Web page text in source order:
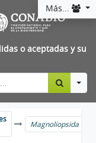
Más...
o aceptadas y su
Magnoliopsida